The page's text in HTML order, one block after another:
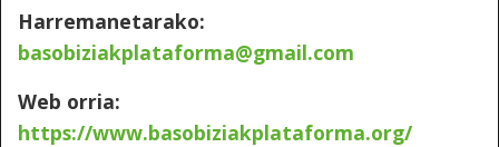
Harremanetarako:
basobiziakplataforma@gmail.com
Web orria:
https://www.basobiziakplataforma.org/